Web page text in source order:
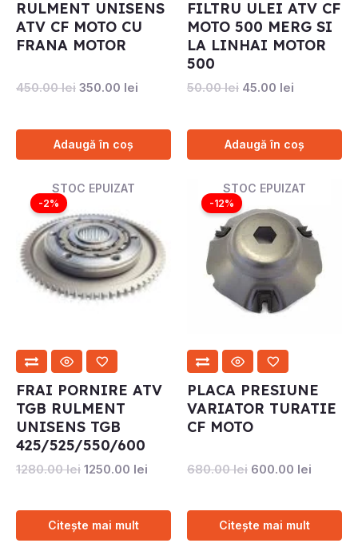
RULMENT UNISENS
ATV CF MOTO CU
FRANA MOTOR
450.00lei 350.00 lei
Adaugă în coș
FILTRU ULEI ATV CF
MOTO 500 MERG SI
LA LINHAI MOTOR
500
50.00lei 45.00 lei
Adaugă în coș
STOC EPUIZAT
-2%
FRAI PORNIRE ATV
TGB RULMENT
UNISENS TGB
425/525/550/600
1280.00lei
Prețul
a
fost:
1280.00 lei.
1250.00 lei
1250.00 lei.
Citește mai mult
STOC EPUIZAT
-12%
PLACA PRESIUNE
VARIATOR TURATIE
CF MOTO
680.00lei
Prețul
a
fost:
680.00 lei.
600.00 lei
600.00
Citește mai mult